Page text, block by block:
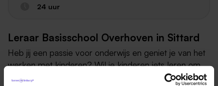
24 uur
Leraar Basisschool Overhoven in Sittard
Heb jij een passie voor onderwijs en geniet je van het
werken met kinderen? Wil je kinderen iets leren om
ze voor te bereiden op de toekomst? En wil je